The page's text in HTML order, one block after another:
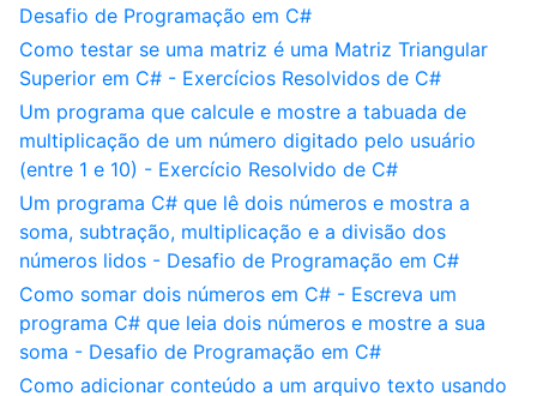
Desafio de Programação em C#
Como testar se uma matriz é uma Matriz Triangular
Superior em C# - Exercícios Resolvidos de C#
Um programa que calcule e mostre a tabuada de
multiplicação de um número digitado pelo usuário
(entre 1 e 10) - Exercício Resolvido de C#
Um programa C# que lê dois números e mostra a
soma, subtração, multiplicação e a divisão dos
números lidos - Desafio de Programação em C#
Como somar dois números em C# - Escreva um
programa C# que leia dois números e mostre a sua
soma - Desafio de Programação em C#
Como adicionar conteúdo a um arquivo texto usando